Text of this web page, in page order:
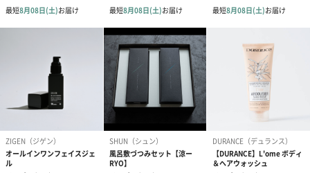
BULK HOMME
「メンズスキンケアの、ベーシックであり続ける。」
ベーシックという価値。
「メンズスキンケアの、ベーシックであり続ける。」
ベーシックとは基準であり、基準とは研ぎ澄まされた価値です。